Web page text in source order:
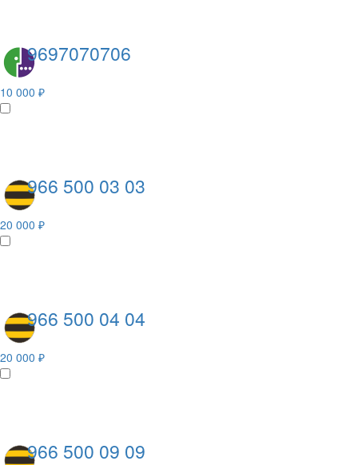
9697070706
10 000 ₽
966 500 03 03
20 000 ₽
966 500 04 04
20 000 ₽
966 500 09 09